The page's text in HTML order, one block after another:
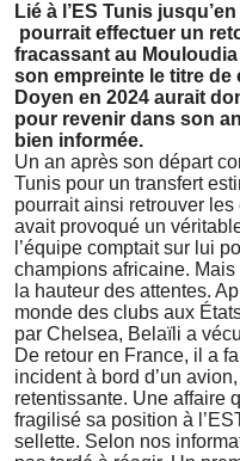
Lié à l’ES Tunis
pourrait effectuer un
fracassant au
son empreinte le titre
Doyen en 2024 aurait
pour revenir dans son
bien informée.
Un an après son départ
Tunis pour un transfert
pourrait ainsi retrouver
avait provoqué un
l’équipe comptait sur lui
champions africaine. Mais
la hauteur des attentes.
monde des clubs aux
par Chelsea, Belaïli a
De retour en France, il a
incident à bord d’un
retentissante. Une affaire
fragilisé sa position à
sellette. Selon nos